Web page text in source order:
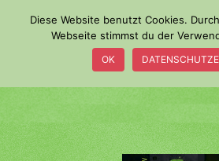
m
a
i
Diese Website benutzt Cookies.
Webseite stimmst du der
OK